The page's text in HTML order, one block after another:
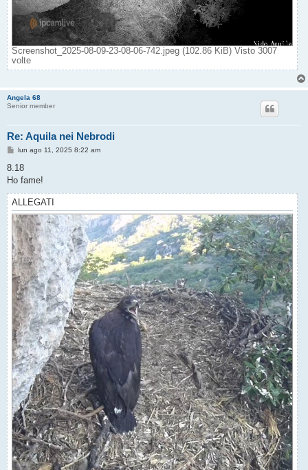
Screenshot_2025-08-09-23-08-06-742.jpeg (102.86 KiB) Visto 3007
volte
Angela 68
Senior member
Re: Aquila nei Nebrodi
M
s
a
g
o
lun ago 11, 2025 8:22 am
8.18
Ho fame!
ALLEGATI